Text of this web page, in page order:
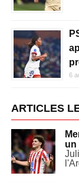
6
ARTICLES
un